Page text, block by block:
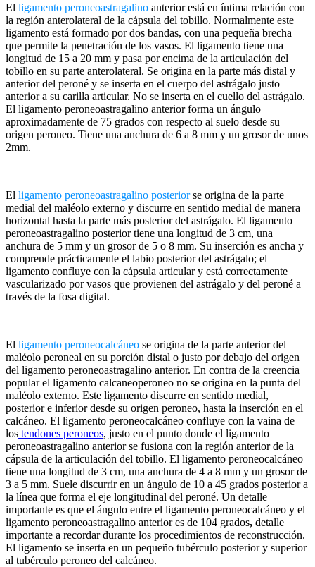
El ligamento peroneoastragalino anterior está en íntima relación con
la región anterolateral de la cápsula del tobillo. Normalmente este
ligamento está formado por dos bandas, con una pequeña brecha
que permite la penetración de los vasos. El ligamento tiene una
longitud de 15 a 20 mm y pasa por encima de la articulación del
tobillo en su parte anterolateral. Se origina en la parte más distal y
anterior del peroné y se inserta en el cuerpo del astrágalo justo
anterior a su carilla articular. No se inserta en el cuello del astrágalo.
El ligamento peroneoastragalino anterior forma un ángulo
aproximadamente de 75 grados con respecto al suelo desde su
origen peroneo. Tiene una anchura de 6 a 8 mm y un grosor de unos
2mm.
El ligamento peroneoastragalino posteriorse origina de la parte
medial del maléolo externo y discurre en sentido medial de manera
horizontal hasta la parte más posterior del astrágalo. El ligamento
peroneoastragalino posterior tiene una longitud de 3 cm, una
anchura de 5 mm y un grosor de 5 o 8 mm. Su inserción es ancha y
comprende prácticamente el labio posterior del astrágalo; el
ligamento confluye con la cápsula articular y está correctamente
vascularizado por vasos que provienen del astrágalo y del peroné a
través de la fosa digital.
El ligamento peroneocalcáneo se origina de la parte anterior del
maléolo peroneal en su porción distal o justo por debajo del origen
del ligamento peroneoastragalino anterior. En contra de la creencia
popular el ligamento calcaneoperoneo no se origina en la punta del
maléolo externo. Este ligamento discurre en sentido medial,
posterior e inferior desde su origen peroneo, hasta la inserción en el
calcáneo. El ligamento peroneocalcáneo confluye con la vaina de
los tendones peroneos, justo en el punto donde el ligamento
peroneoastragalino anterior se fusiona con la región anterior de la
cápsula de la articulación del tobillo. El ligamento peroneocalcáneo
tiene una longitud de 3 cm, una anchura de 4 a 8 mm y un grosor de
3 a 5 mm. Suele discurrir en un ángulo de 10 a 45 grados posterior a
la línea que forma el eje longitudinal del peroné. Un detalle
importante es que el ángulo entre el ligamento peroneocalcáneo y el
ligamento peroneoastragalino anterior es de 104 grados, detalle
importante a recordar durante los procedimientos de reconstrucción.
El ligamento se inserta en un pequeño tubérculo posterior y superior
al tubérculo peroneo del calcáneo.